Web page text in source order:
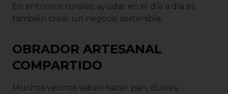
En entornos rurales, ayudar en el día a día es
también crear un negocio sostenible.
OBRADOR ARTESANAL
COMPARTIDO
Muchos vecinos saben hacer pan, dulces,